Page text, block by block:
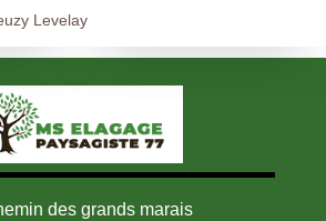
Levelay
des grands marais